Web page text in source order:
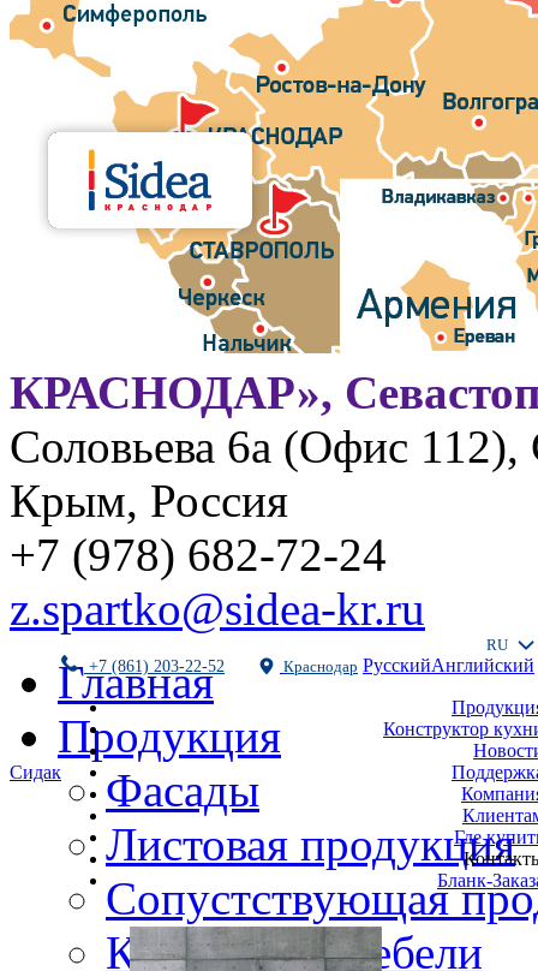
КРАСНОДАР»,
Соловьева 6а (Офис 112),
Крым, Россия
+7 (978) 682-72-24
z.spartko@sidea-kr.ru
Сидак
+7 (861) 203-22-52 Краснодар
RU
РусскийАнглийский
Конструктор
Где
Бланк-
Главная
Продукция
Фасады
Листовая продукция
Сопустствующая
Комплекты мебели